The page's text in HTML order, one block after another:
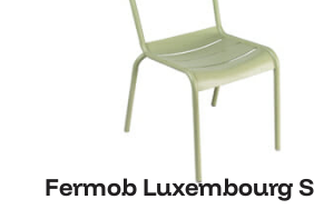
Fermob Luxembourg
Fermob Luxembourg